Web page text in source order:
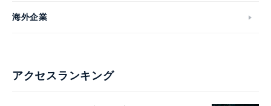
海外企業
アクセスランキング